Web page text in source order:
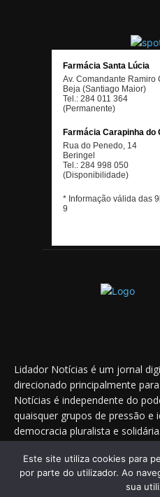
Lidador Notícias é um jornal
direcionado principalmente
Notícias é independente do
quaisquer grupos de pressão e
democracia pluralista e solidária.
Saiba onde nos
Este site utiliza cookies para
por parte do utilizador. Ao
sua